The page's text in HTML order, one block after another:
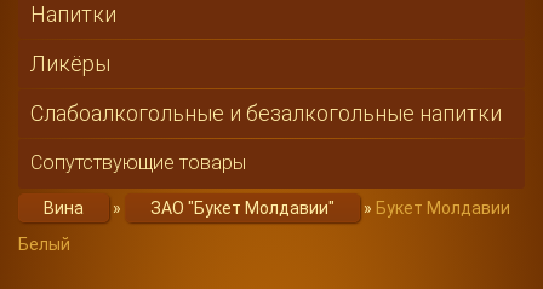
Напитки
Ликёры
Слабоалкогольные и безалкогольные напитки
Сопутствующие товары
Вина » ЗАО "Букет Молдавии" » Букет Молдавии
Белый